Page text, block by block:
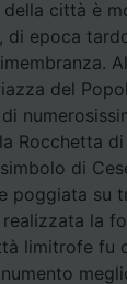
città è
di epoca
del
Rocchetta
di
poggiata su
la
limitrofe fu